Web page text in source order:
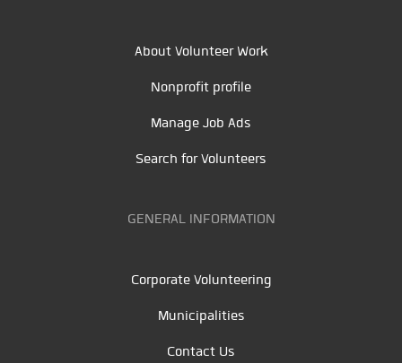
About Volunteer Work
Nonprofit profile
Manage Job Ads
Search for Volunteers
GENERAL INFORMATION
Corporate Volunteering
Municipalities
Contact Us